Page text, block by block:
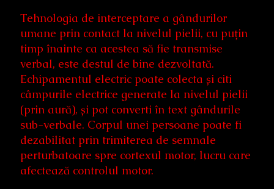
Tehnologia de interceptare a gândurilor
umane prin contact la nivelul pielii, cu puțin
timp înainte ca acestea să fie transmise
verbal, este destul de bine dezvoltată.
Echipamentul electric poate colecta și citi
câmpurile electrice generate la nivelul pielii
(prin aură), și pot converti în text gândurile
sub-verbale. Corpul unei persoane poate fi
dezabilitat prin trimiterea de semnale
perturbatoare spre cortexul motor, lucru care
afectează controlul motor.